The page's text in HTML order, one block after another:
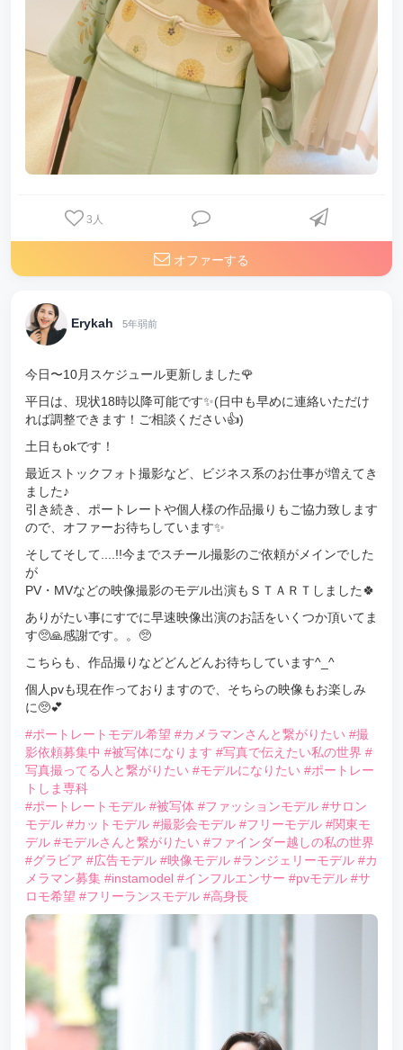
3 人
オファーする
Erykah 5年弱前
今日〜10月スケジュール更新しました🌹
平日は、現状18時以降可能です✨(日中も早めに連絡いただけ
れば調整できます！ご相談ください👍)
土日もokです！
最近ストックフォト撮影など、ビジネス系のお仕事が増えてき
ました♪
引き続き、ポートレートや個人様の作品撮りもご協力致します
ので、オファーお待ちしています✨
そしてそして....!!今までスチール撮影のご依頼がメインでした
が
PV・MVなどの映像撮影のモデル出演もＳＴＡＲＴしました🍀
ありがたい事にすでに早速映像出演のお話をいくつか頂いてま
す🥺🙏感謝です。。🥺
こちらも、作品撮りなどどんどんお待ちしています^_^
個人pvも現在作っておりますので、そちらの映像もお楽しみ
に🥺💕
#ポートレートモデル希望 #カメラマンさんと繋がりたい #撮
影依頼募集中 #被写体になります #写真で伝えたい私の世界 #
写真撮ってる人と繋がりたい #モデルになりたい #ポートレー
トしま専科
#ポートレートモデル #被写体 #ファッションモデル #サロン
モデル #カットモデル #撮影会モデル #フリーモデル #関東モ
デル #モデルさんと繋がりたい #ファインダー越しの私の世界
#グラビア #広告モデル #映像モデル #ランジェリーモデル #カ
メラマン募集 #instamodel #インフルエンサー #pvモデル #サ
ロモ希望 #フリーランスモデル #高身長